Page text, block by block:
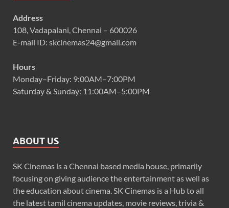
Address
108, Vadapalani, Chennai – 600026
E-mail ID: skcinemas24@gmail.com
Hours
Monday–Friday: 9:00AM–7:00PM
Saturday & Sunday: 11:00AM–5:00PM
ABOUT US
SK Cinemas is a Chennai based media house, primarily
focusing on giving audience the entertainment as well as
the education about cinema. SK Cinemas is a Hub to all
the latest tamil cinema updates, movie reviews, trivia &